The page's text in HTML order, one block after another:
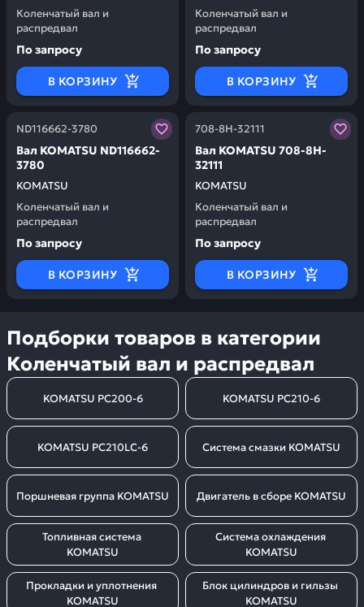
Коленчатый вал и
распредвал
По запросу
В КОРЗИНУ
Коленчатый вал и
распредвал
По запросу
В КОРЗИНУ
ND116662-3780
KOMATSU
Вал KOMATSU ND116662-
3780
Коленчатый вал и
распредвал
Заказывая запчасти у нас, вы получаете гарантию
По запросу
В КОРЗИНУ
708-8H-32111
KOMATSU
Вал KOMATSU 708-8H-
32111
Коленчатый вал и
распредвал
Заказывая запчасти у
По запросу
В КОРЗИНУ
Подборки товаров в категории
Коленчатый вал и распредвал
KOMATSU PC200-6 KOMATSU PC210-6
KOMATSU PC210LC-6 Система смазки KOMATSU
Поршневая группа KOMATSU Двигатель в сборе KOMATSU
Топливная система
KOMATSU
Система охлаждения
KOMATSU
Прокладки и уплотнения
KOMATSU
Блок цилиндров и гильзы
KOMATSU